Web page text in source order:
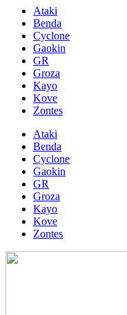
Ataki
Benda
Cyclone
Gaokin
GR
Groza
Kayo
Kove
Zontes
Ataki
Benda
Cyclone
Gaokin
GR
Groza
Kayo
Kove
Zontes